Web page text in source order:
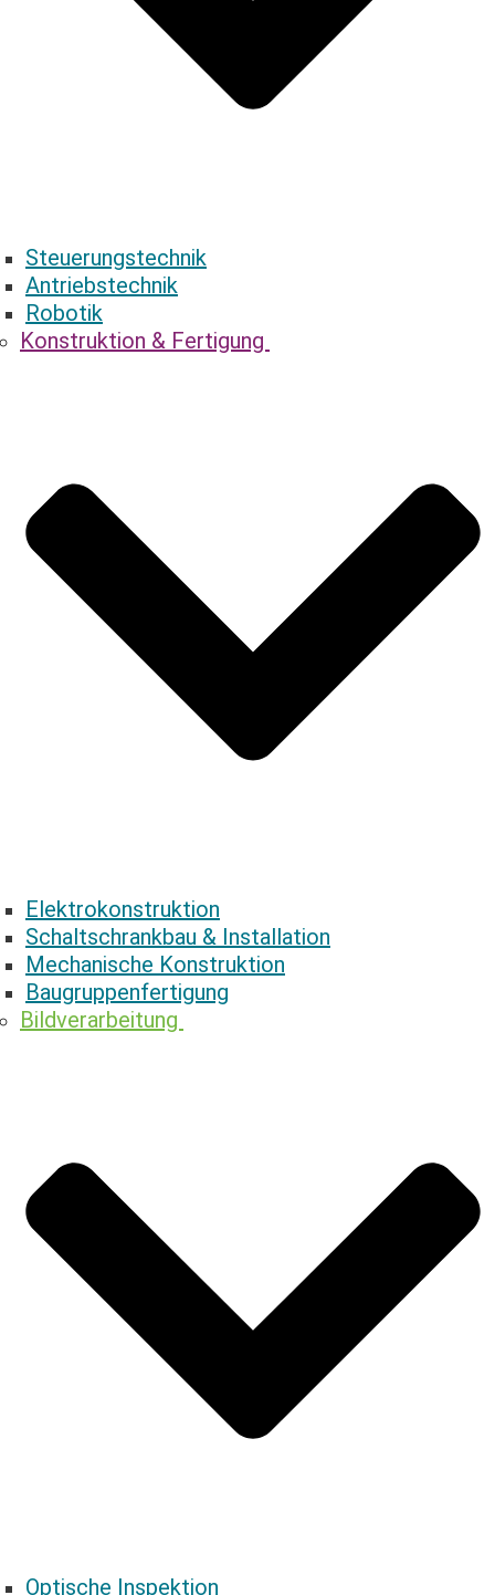
Steuerungstechnik
Antriebstechnik
Robotik
Konstruktion & ­Fertigung
Elektrokonstruktion
Schaltschrankbau & ­Installation
Mechanische ­Konstruktion
Baugruppenfertigung
Bildverarbeitung
Optische Inspektion